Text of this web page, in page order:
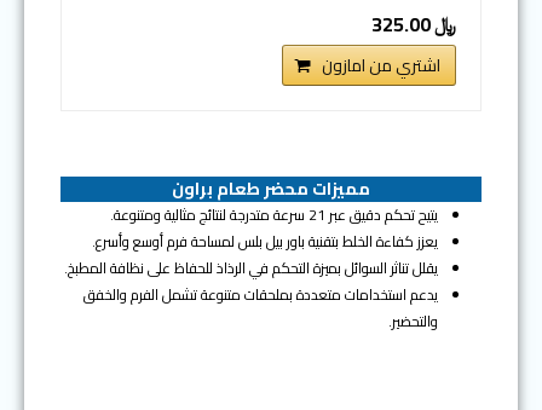
﷼ 325.00
اشتري من امازون
مميزات محضر طعام براون
يتيح تحكم دقيق عبر 21 سرعة متدرجة لنتائج مثالية ومتنوعة.
يعزز كفاءة الخلط بتقنية باور بيل بلس لمساحة فرم أوسع وأسرع.
يقلل تناثر السوائل بميزة التحكم في الرذاذ للحفاظ على نظافة المطبخ.
يدعم استخدامات متعددة بملحقات متنوعة تشمل الفرم والخفق
والتحضير.